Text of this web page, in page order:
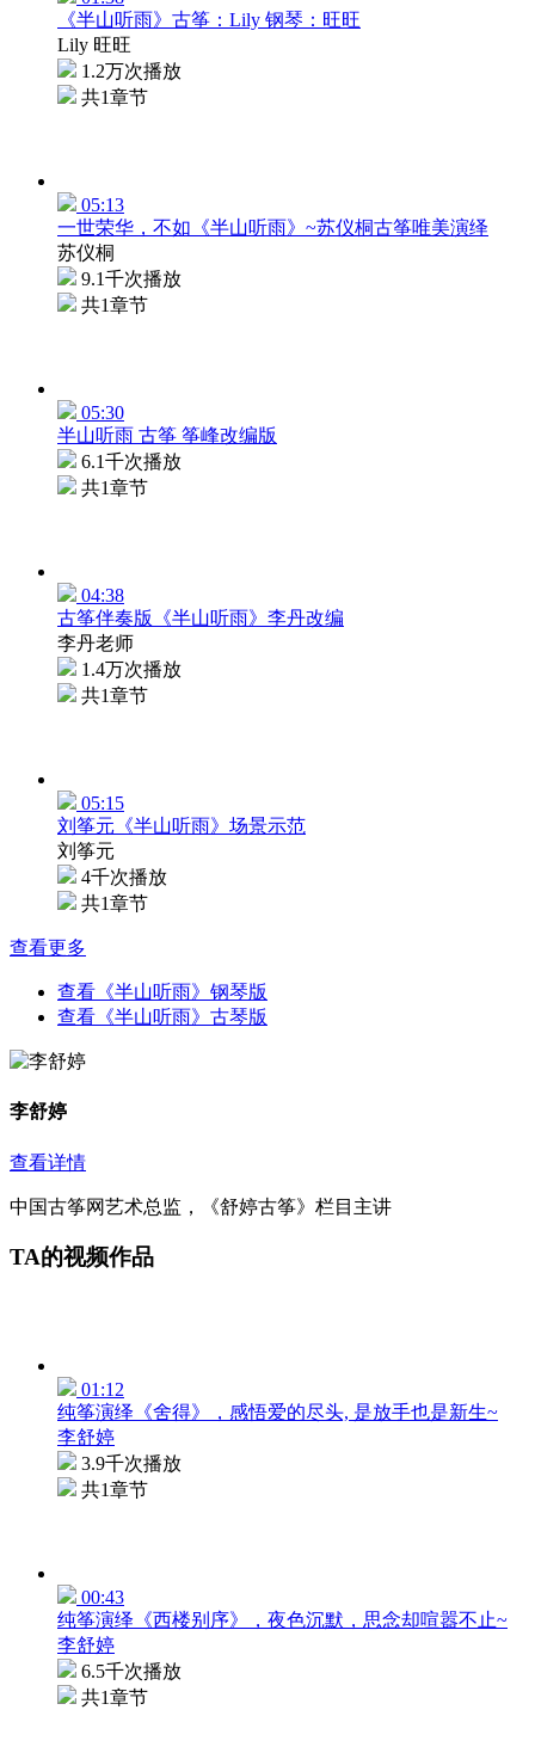
《半山听雨》古筝：Lily 钢琴：旺旺
Lily 旺旺
1.2万次播放
共1章节
05:13
一世荣华，不如《半山听雨》~苏仪桐古筝唯美演绎
苏仪桐
9.1千次播放
共1章节
05:30
半山听雨 古筝 筝峰改编版
6.1千次播放
共1章节
04:38
古筝伴奏版《半山听雨》李丹改编
李丹老师
1.4万次播放
共1章节
05:15
刘筝元《半山听雨》场景示范
刘筝元
4千次播放
共1章节
查看更多
查看《半山听雨》钢琴版
查看《半山听雨》古琴版
李舒婷
查看详情
中国古筝网艺术总监，《舒婷古筝》栏目主讲
TA的视频作品
01:12
纯筝演绎《舍得》，感悟爱的尽头, 是放手也是新生~
李舒婷
3.9千次播放
共1章节
00:43
纯筝演绎《西楼别序》，夜色沉默，思念却喧嚣不止~
李舒婷
6.5千次播放
共1章节